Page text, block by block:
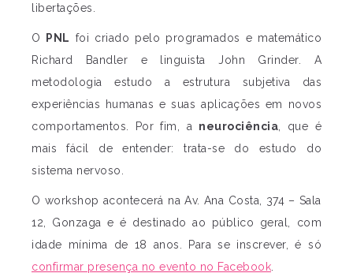
libertações.
O PNL foi criado pelo programados e matemático
Richard Bandler e linguista John Grinder. A
metodologia estudo a estrutura subjetiva das
experiências humanas e suas aplicações em novos
comportamentos. Por fim, a neurociência , que é
mais fácil de entender: trata-se do estudo do
sistema nervoso.
O workshop acontecerá na Av. Ana Costa, 374 – Sala
12, Gonzaga e é destinado ao público geral, com
idade mínima de 18 anos. Para se inscrever, é só
confirmar presença no evento no Facebook